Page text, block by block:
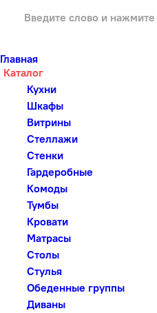
Главная
Каталог
Кухни
Шкафы
Витрины
Стеллажи
Стенки
Гардеробные
Комоды
Тумбы
Кровати
Матрасы
Столы
Стулья
Обеденные группы
Диваны